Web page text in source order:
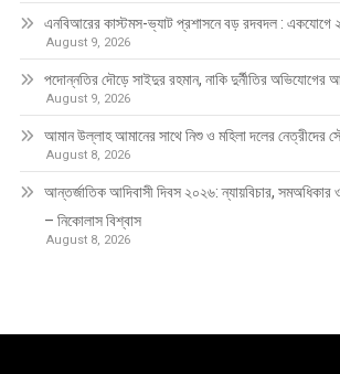
এনবিআরের কাস্টমস-ভ্যাট প্রশাসনে বড় রদবদল : একযোগে
August 9, 2026
পদোন্নতির দৌড়ে সাইদুর রহমান, নাকি দুর্নীতির অভিযোগের
August 9, 2026
আমান উল্লাহ আমানের সাথে নিশু ও মহিলা দলের নেত্রীদের
August 8, 2026
আন্তর্জাতিক আদিবাসী দিবস ২০২৬: ন্যায়বিচার, সমঅধিকার
– নিকোলাস বিশ্বাস
August 8, 2026